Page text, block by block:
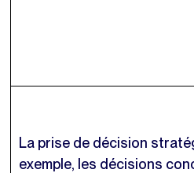
La prise de décision
exemple, les décisions